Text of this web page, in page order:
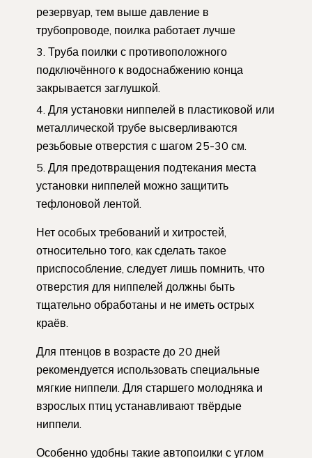
резервуар, тем выше давление в
трубопроводе, поилка работает лучше
Труба поилки с противоположного
подключённого к водоснабжению конца
закрывается заглушкой.
Для установки ниппелей в пластиковой или
металлической трубе высверливаются
резьбовые отверстия с шагом 25-30 см.
Для предотвращения подтекания места
установки ниппелей можно защитить
тефлоновой лентой.
Нет особых требований и хитростей,
относительно того, как сделать такое
приспособление, следует лишь помнить, что
отверстия для ниппелей должны быть
тщательно обработаны и не иметь острых
краёв.
Для птенцов в возрасте до 20 дней
рекомендуется использовать специальные
мягкие ниппели. Для старшего молодняка и
взрослых птиц устанавливают твёрдые
ниппели.
Особенно удобны такие автопоилки с углом